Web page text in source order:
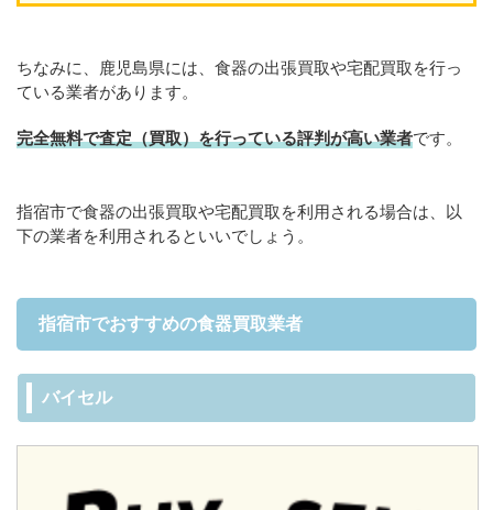
ちなみに、鹿児島県には、食器の出張買取や宅配買取を行っ
ている業者があります。
完全無料で査定（買取）を行っている評判が高い業者です。
指宿市で食器の出張買取や宅配買取を利用される場合は、以
下の業者を利用されるといいでしょう。
指宿市でおすすめの食器買取業者
バイセル